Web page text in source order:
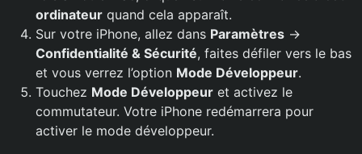
ordinateur quand cela apparaît.
Sur votre iPhone, allez dans Paramètres ->
Confidentialité & Sécurité, faites défiler vers le bas
et vous verrez l’option Mode Développeur.
Touchez Mode Développeur et activez le
commutateur. Votre iPhone redémarrera pour
activer le mode développeur.